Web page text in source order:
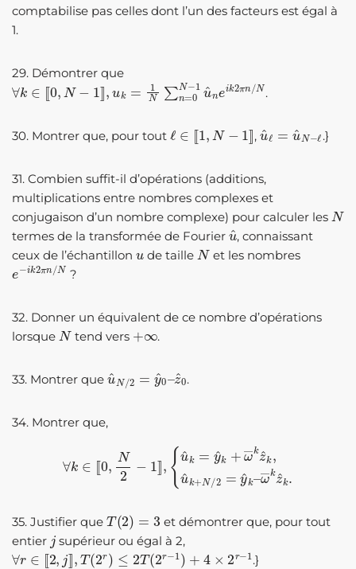
comptabilise pas celles dont l’un des facteurs est égal à
1.
29. Démontrer que
∀k [[0 N ],u ∑ n=0N− 1 ^neik2
.
30. Montrer que, pour tout
ℓ [1 N−
,
u u
.}
31. Combien suffit-il d’opérations (additions,
multiplications entre nombres complexes et
conjugaison d’un nombre complexe) pour calculer les
N
termes de la transformée de Fourier
u^
, connaissant
ceux de l’échantillon
u
de taille
N
et les nombres
e−ik2πn/N
?
32. Donner un équivalent de ce nombre d’opérations
lorsque
N
tend vers
+∞
.
33. Montrer que
u =y 0
z
.
34. Montrer que,
k+ ^
k
35. Justifier que
T(2)
et démontrer que, pour tout
entier
supérieur ou égal à 2,
∀ [2 ]], T(2r)≤ T (2r−1) 4 −
.}